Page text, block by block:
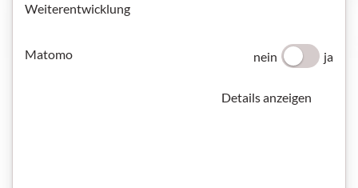
Weiterentwicklung
Matomo nein ja
Details anzeigen